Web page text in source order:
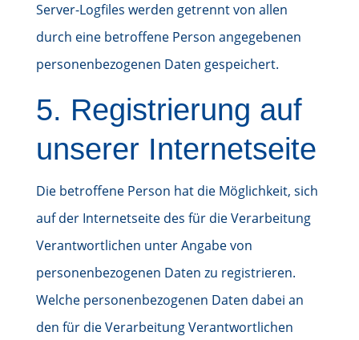
Server-Logfiles werden getrennt von allen
durch eine betroffene Person angegebenen
personenbezogenen Daten gespeichert.
5. Registrierung auf
unserer Internetseite
Die betroffene Person hat die Möglichkeit, sich
auf der Internetseite des für die Verarbeitung
Verantwortlichen unter Angabe von
personenbezogenen Daten zu registrieren.
Welche personenbezogenen Daten dabei an
den für die Verarbeitung Verantwortlichen